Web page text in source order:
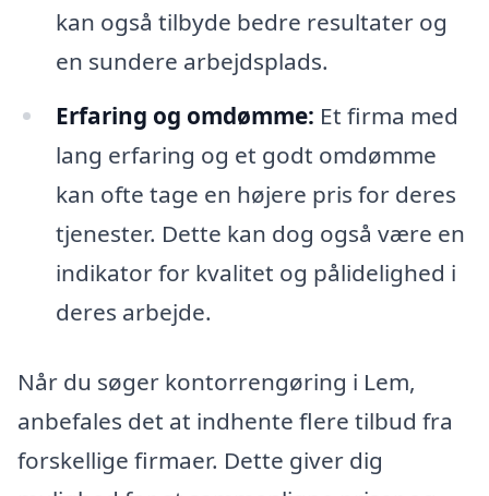
kan også tilbyde bedre resultater og
en sundere arbejdsplads.
Erfaring og omdømme: Et firma med
lang erfaring og et godt omdømme
kan ofte tage en højere pris for deres
tjenester. Dette kan dog også være en
indikator for kvalitet og pålidelighed i
deres arbejde.
Når du søger kontorrengøring i Lem,
anbefales det at indhente flere tilbud fra
forskellige firmaer. Dette giver dig